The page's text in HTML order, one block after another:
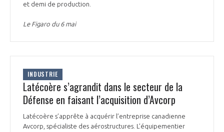
et demi de production.
Le Figaro du 6 mai
INDUSTRIE
Latécoère s’agrandit dans le secteur de la
Défense en faisant l’acquisition d’Avcorp
Latécoère s’apprête à acquérir l’entreprise canadienne
Avcorp, spécialiste des aérostructures. L’équipementier